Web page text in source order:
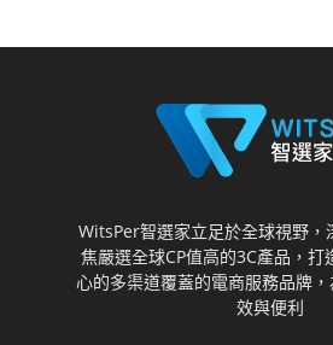
WitsPer智選家立足於全球視野，
焦嚴選全球CP值高的3C產品，打
心的多渠道覆蓋的電商服務品牌
效與便利